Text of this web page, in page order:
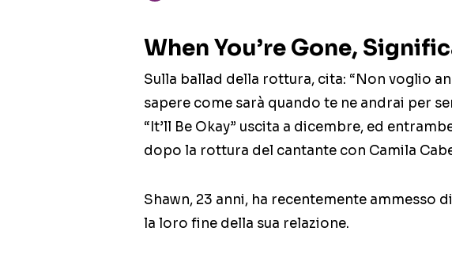
When You’re Gone,
Sulla ballad della rottura, cita: “Non voglio
sapere come sarà quando te ne andrai per
“It’ll Be Okay” uscita a dicembre, ed
dopo la rottura del cantante con Camila
Shawn, 23 anni, ha recentemente ammesso
la loro fine della sua relazione.